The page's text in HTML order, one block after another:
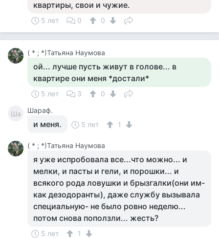
квартиры, свои и чужие.
5 лет 0 0
( * ; *)Татьяна Наумова
ой... лучше пусть живут в голове... в
квартире они меня *достали*
5 лет 3 0
Ша Шараф.
и меня. 5 лет 1
( * ; *)Татьяна Наумова
я уже испробовала все...что можно... и
мелки, и пасты и гели, и порошки... и
всякого рода ловушки и брызгалки(они им-
как дезодоранты), даже службу вызывала
специальную- не было ровно неделю...
потом снова поползли... жесть?
5 лет 1